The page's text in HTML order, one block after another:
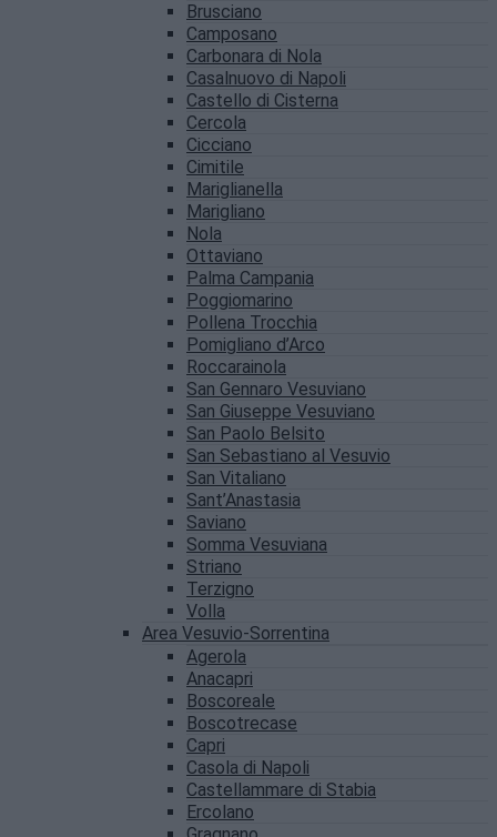
Brusciano
Camposano
Carbonara di Nola
Casalnuovo di Napoli
Castello di Cisterna
Cercola
Cicciano
Cimitile
Mariglianella
Marigliano
Nola
Ottaviano
Palma Campania
Poggiomarino
Pollena Trocchia
Pomigliano d’Arco
Roccarainola
San Gennaro Vesuviano
San Giuseppe Vesuviano
San Paolo Belsito
San Sebastiano al Vesuvio
San Vitaliano
Sant’Anastasia
Saviano
Somma Vesuviana
Striano
Terzigno
Volla
Area Vesuvio-Sorrentina
Agerola
Anacapri
Boscoreale
Boscotrecase
Capri
Casola di Napoli
Castellammare di Stabia
Ercolano